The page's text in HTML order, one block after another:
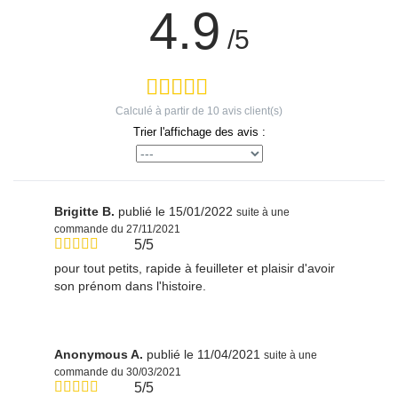
4.9 /5
Calculé à partir de 10 avis client(s)
Trier l'affichage des avis :
Brigitte B. publié le 15/01/2022 suite à une
commande du 27/11/2021
5/5
pour tout petits, rapide à feuilleter et plaisir d'avoir
son prénom dans l'histoire.
Anonymous A. publié le 11/04/2021 suite à une
commande du 30/03/2021
5/5